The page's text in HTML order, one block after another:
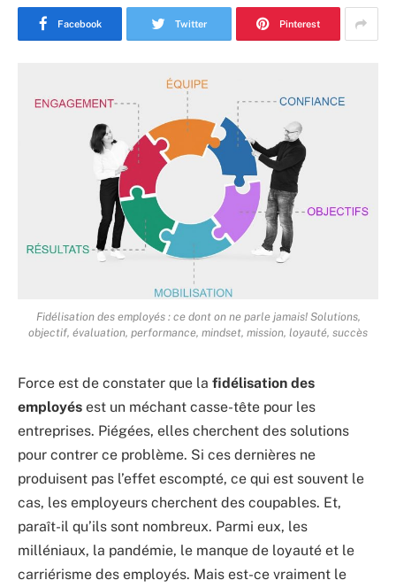
Facebook Twitter Pinterest
Fidélisation des employés : ce dont on ne parle jamais! Solutions,
objectif, évaluation, performance, mindset, mission, loyauté, succès
Force est de constater que la fidélisation des
employés est un méchant casse-tête pour les
entreprises. Piégées, elles cherchent des solutions
pour contrer ce problème. Si ces dernières ne
produisent pas l’effet escompté, ce qui est souvent le
cas, les employeurs cherchent des coupables. Et,
paraît-il qu’ils sont nombreux. Parmi eux, les
milléniaux, la pandémie, le manque de loyauté et le
carriérisme des employés. Mais est-ce vraiment le